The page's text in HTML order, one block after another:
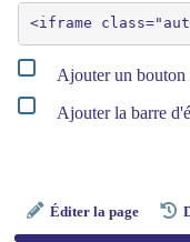
Ajouter un bouton
Ajouter la barre
Éditer la page